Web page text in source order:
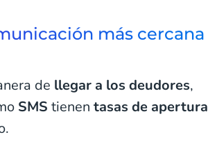
más cercana
de llegar a los deudores,
SMS tienen tasas de apertura